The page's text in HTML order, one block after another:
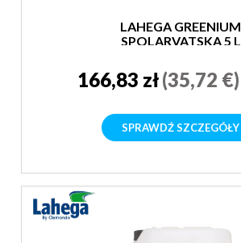
LAHEGA GREENIUM
SPOLARVATSKA 5 L
166,83 zł(35,72 €)
SPRAWDŹ SZCZEGÓŁY